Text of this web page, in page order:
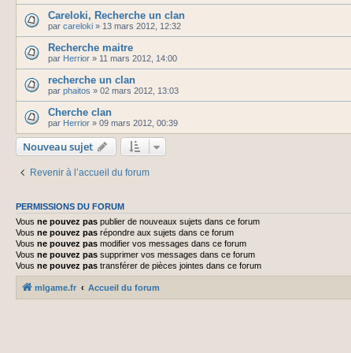
Careloki, Recherche un clan
par careloki » 13 mars 2012, 12:32
Recherche maitre
par Herrior » 11 mars 2012, 14:00
recherche un clan
par phaitos » 02 mars 2012, 13:03
Cherche clan
par Herrior » 09 mars 2012, 00:39
Nouveau sujet
Revenir à l’accueil du forum
PERMISSIONS DU FORUM
Vous ne pouvez pas publier de nouveaux sujets dans ce forum
Vous ne pouvez pas répondre aux sujets dans ce forum
Vous ne pouvez pas modifier vos messages dans ce forum
Vous ne pouvez pas supprimer vos messages dans ce forum
Vous ne pouvez pas transférer de pièces jointes dans ce forum
mlgame.fr Accueil du forum